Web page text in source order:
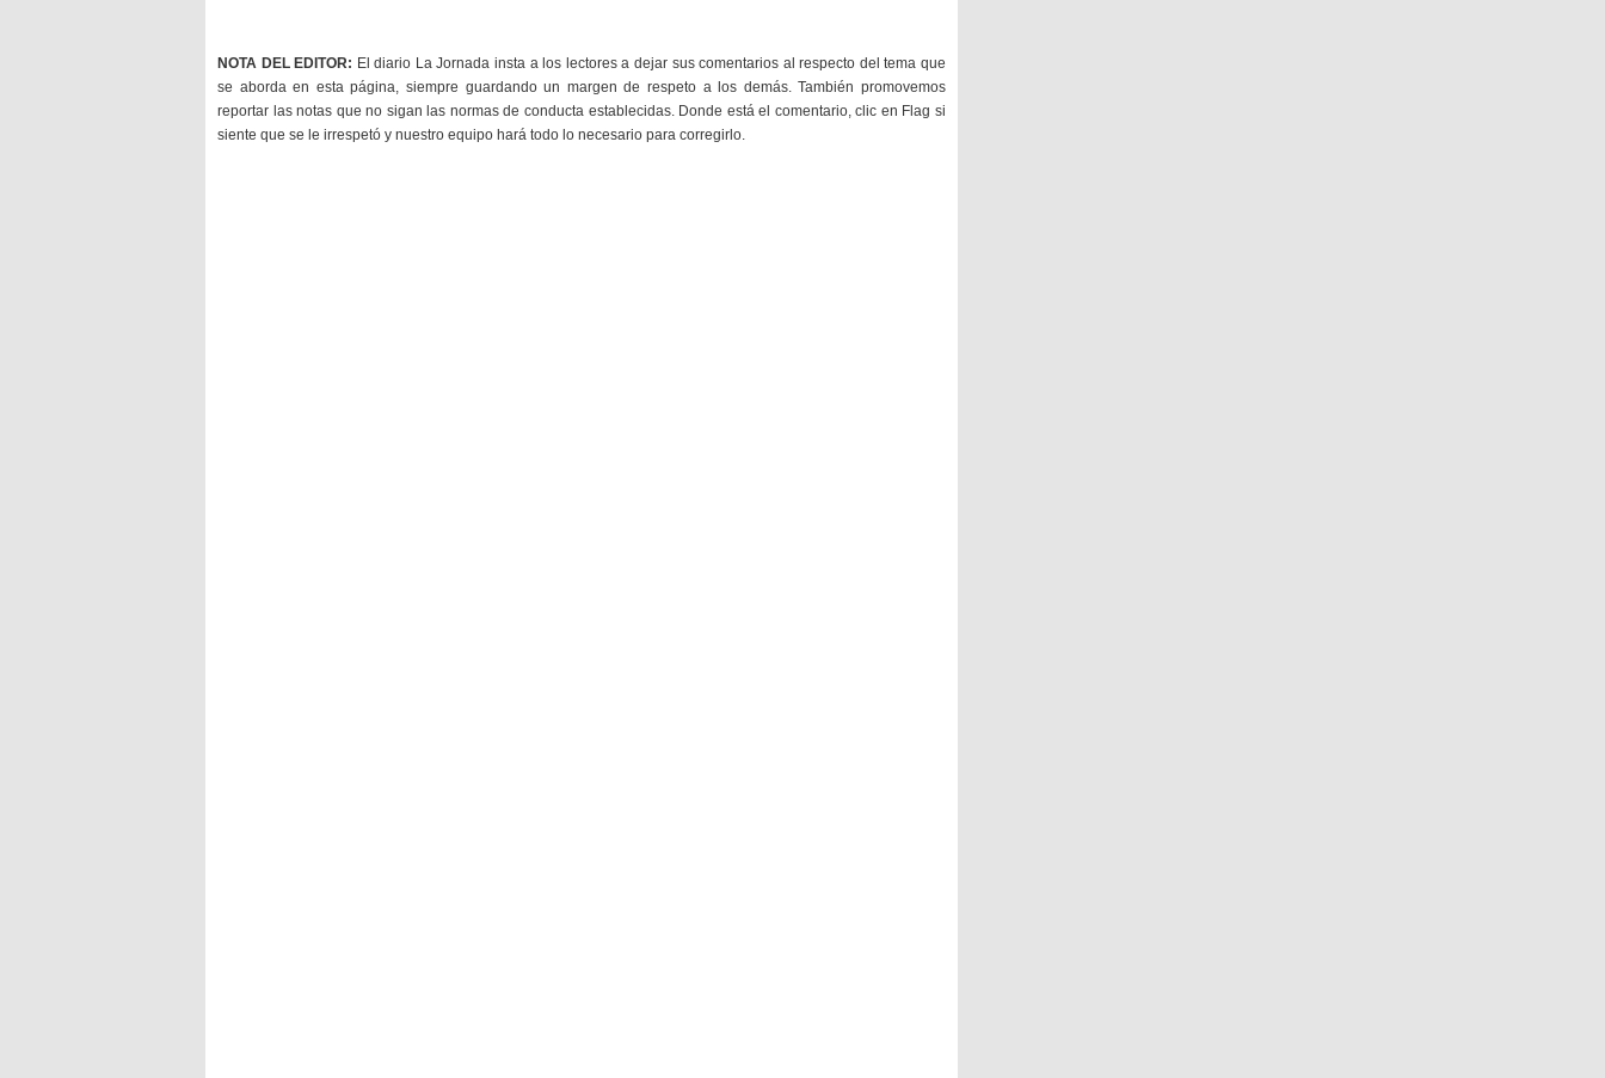
NOTA DEL EDITOR: El diario La Jornada insta a los lectores a dejar sus comentarios al respecto del tema que
se aborda en esta página, siempre guardando un margen de respeto a los demás. También promovemos
reportar las notas que no sigan las normas de conducta establecidas. Donde está el comentario, clic en Flag si
siente que se le irrespetó y nuestro equipo hará todo lo necesario para corregirlo.